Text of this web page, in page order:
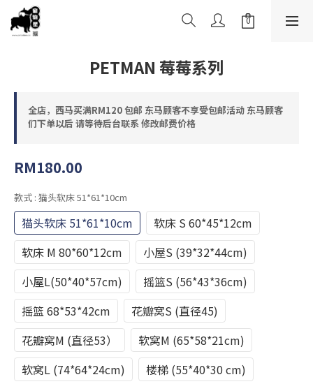
PETMAN 莓莓系列
全店，西马买满RM120 包邮 东马顾客不享受包邮活动 东马顾客
们下单以后 请等待后台联系 修改邮费价格
RM180.00
款式 : 猫头软床 51*61*10cm
猫头软床 51*61*10cm
软床 S 60*45*12cm
软床 M 80*60*12cm
小屋S (39*32*44cm)
小屋L(50*40*57cm)
摇篮S (56*43*36cm)
摇篮 68*53*42cm
花瓣窝S (直径45)
花瓣窝M (直径53）
软窝M (65*58*21cm)
软窝L (74*64*24cm)
楼梯 (55*40*30 cm)